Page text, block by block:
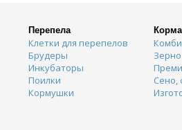
Перепела
Клетки для перепелов
Брудеры
Инкубаторы
Поилки
Кормушки
Корма
Зерно
Сено,